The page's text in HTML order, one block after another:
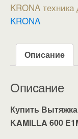
KRONA техника
KRONA
Описание
Описание
Купить
KAMILLA 600